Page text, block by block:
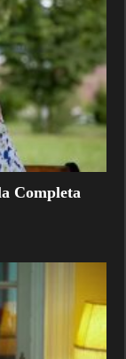
Completa